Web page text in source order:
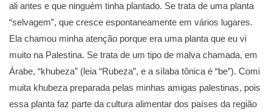
ali antes e que ninguém tinha plantado. Se trata de uma planta
“selvagem”, que cresce espontaneamente em vários lugares.
Ela chamou minha atenção porque era uma planta que eu vi
muito na Palestina. Se trata de um tipo de malva chamada, em
Árabe, “khubeza” (leia “Rubeza”, e a sílaba tônica é “be”). Comi
muita khubeza preparada pelas minhas amigas palestinas, pois
essa planta faz parte da cultura alimentar dos países da região